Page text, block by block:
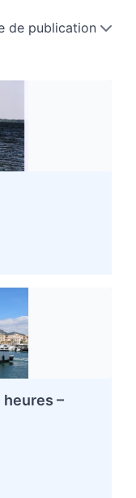
de publication
heures –